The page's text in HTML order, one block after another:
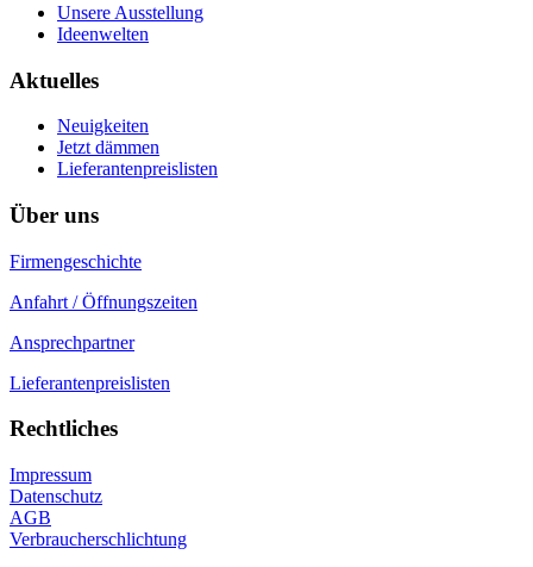
Unsere Ausstellung
Ideenwelten
Aktuelles
Neuigkeiten
Jetzt dämmen
Lieferantenpreislisten
Über uns
Firmengeschichte
Anfahrt / Öffnungszeiten
Ansprechpartner
Lieferantenpreislisten
Rechtliches
Impressum
Datenschutz
AGB
Verbraucherschlichtung